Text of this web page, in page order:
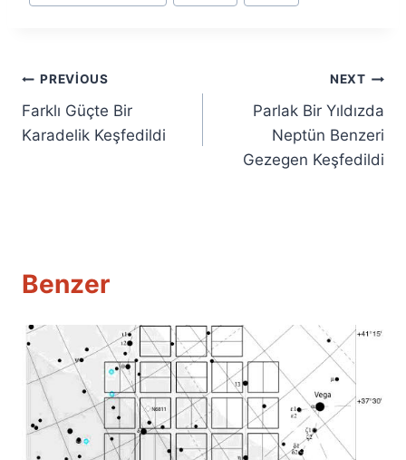
Yazı
gezinmesi
PREVIOUS
Farklı Güçte Bir
Karadelik Keşfedildi
NEXT
Parlak Bir Yıldızda
Neptün Benzeri
Gezegen Keşfedildi
Benzer